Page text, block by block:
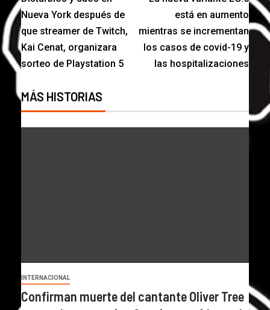
Nueva York después de
que streamer de Twitch,
Kai Cenat, organizara
sorteo de Playstation 5
está en aumento
mientras se incrementan
los casos de covid-19 y
las hospitalizaciones
MÁS HISTORIAS
INTERNACIONAL
Confirman muerte del cantante Oliver Tree